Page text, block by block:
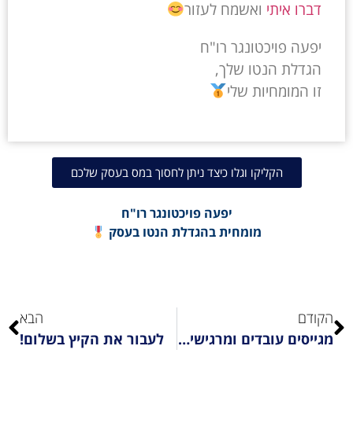
דברו איתי ואשמח לעזור
יפעה פויכטונגר רו"ח
הגדלת הנטו שלך,
זו המומחיות שלי
הקליקו וגלו כיצד ניתן לחסוך במס בעסק שלכם
יפעה פויכטונגר רו"ח
מומחית בהגדלת הנטו בעסק
הקודם
מגייסים עובדים ומרגישים אבודים?!
הבא
לעבור את הקיץ בשלום!